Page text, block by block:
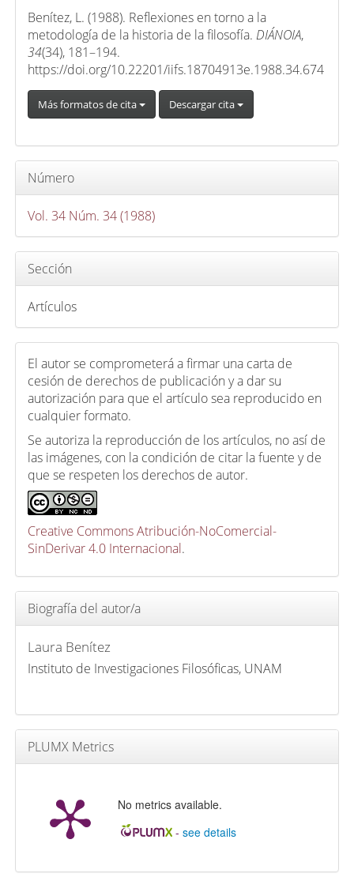
t
c
l
o
artículo
Benítez, L. (1988). Reflexiones en torno a la
metodología de la historia de la filosofía. DIÁNOIA,
34(34), 181–194.
https://doi.org/10.22201/iifs.18704913e.1988.34.674
Más formatos de cita Descargar cita
Número
Vol. 34 Núm. 34 (1988)
Sección
Artículos
El autor se comprometerá a firmar una carta de
cesión de derechos de publicación y a dar su
autorización para que el artículo sea reproducido en
cualquier formato.
Se autoriza la reproducción de los artículos, no así de
las imágenes, con la condición de citar la fuente y de
que se respeten los derechos de autor.
Creative Commons Atribución-NoComercial-
SinDerivar 4.0 Internacional.
Biografía del autor/a
Laura Benítez
Instituto de Investigaciones Filosóficas, UNAM
PLUMX Metrics
No metrics available.
-see details